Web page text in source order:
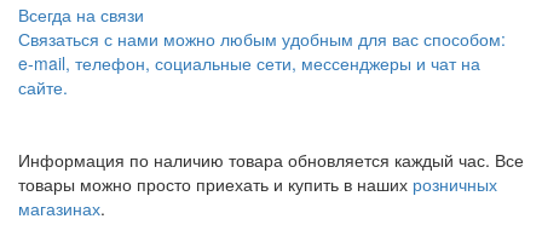
Всегда на связи
Связаться с нами можно любым удобным для вас способом:
e-mail, телефон, социальные сети, мессенджеры и чат на
сайте.
Информация по наличию товара обновляется каждый час. Все
товары можно просто приехать и купить в наших розничных
магазинах.